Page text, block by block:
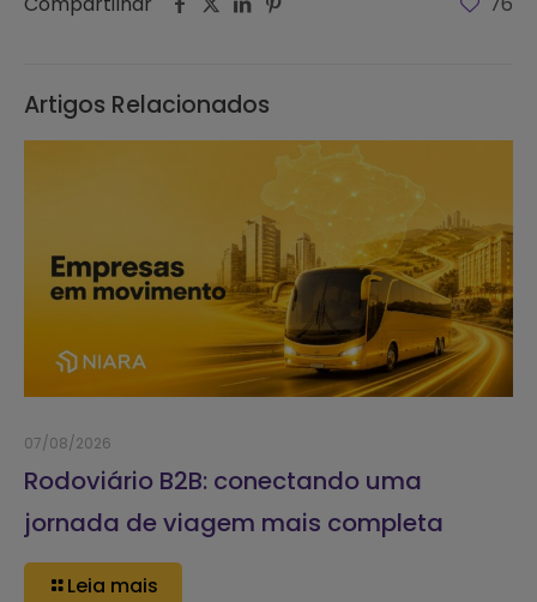
Artigos Relacionados
07/08/2026
Rodoviário B2B: conectando uma
jornada de viagem mais completa
Leia mais